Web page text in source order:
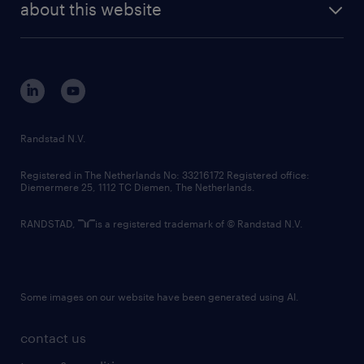
randstad digital
corporate governance
randstad innovation fund
country websites
about this website
contact us
Randstad N.V.
Registered in The Netherlands No: 33216172 Registered office:
Diemermere 25, 1112 TC Diemen, The Netherlands.
RANDSTAD, is a registered trademark of © Randstad N.V.
Some images on our website have been generated using AI.